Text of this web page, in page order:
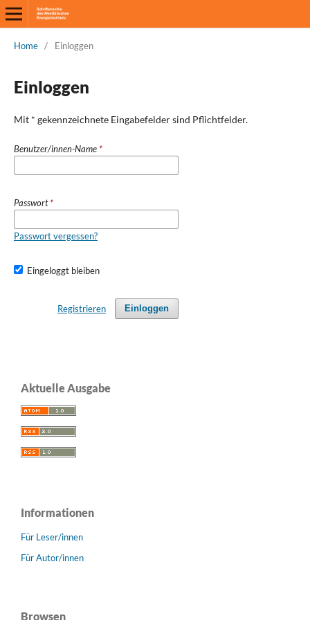
Home / Einloggen
Einloggen
Mit * gekennzeichnete Eingabefelder sind Pflichtfelder.
Benutzer/innen-Name *
Passwort*
Passwort vergessen?
Eingeloggt bleiben
Einloggen
Registrieren
Aktuelle Ausgabe
Informationen
Für Leser/innen
Für Autor/innen
Browsen